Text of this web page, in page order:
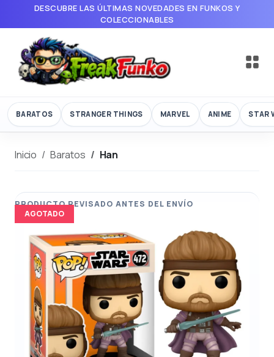
DESCUBRE LAS ÚLTIMAS NOVEDADES EN FUNKOS Y
COLECCIONABLES
BARATOS STRANGER THINGS MARVEL ANIME STAR
Inicio Baratos Han
AGOTADO